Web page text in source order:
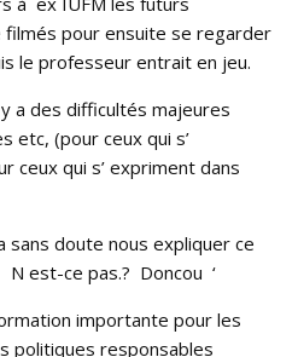
pour ensuite se regarder
le professeur entrait en jeu.
a des difficultés majeures
etc, (pour ceux qui s’
ceux qui s’ expriment dans
sans doute nous expliquer ce
est-ce pas.? Doncou ‘
importante pour les
politiques responsables